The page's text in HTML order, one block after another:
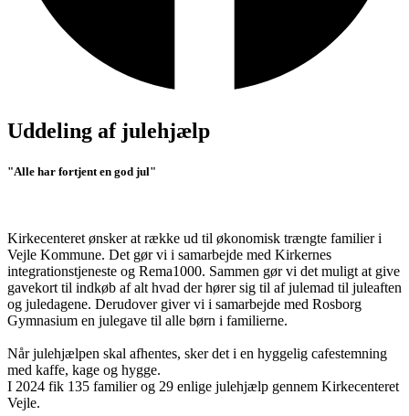
Uddeling af julehjælp
"Alle har fortjent en god jul"
Kirkecenteret ønsker at række ud til økonomisk trængte familier i
Vejle Kommune. Det gør vi i samarbejde med Kirkernes
integrationstjeneste og Rema1000. Sammen gør vi det muligt at give
gavekort til indkøb af alt hvad der hører sig til af julemad til juleaften
og juledagene. Derudover giver vi i samarbejde med Rosborg
Gymnasium en julegave til alle børn i familierne.
Når julehjælpen skal afhentes, sker det i en hyggelig cafestemning
med kaffe, kage og hygge.
I 2024 fik 135 familier og 29 enlige julehjælp gennem Kirkecenteret
Vejle.